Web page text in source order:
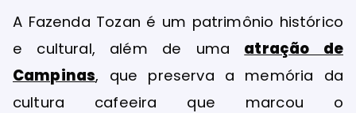
A Fazenda Tozan é um patrimônio histórico
e cultural, além de uma atração de
Campinas, que preserva a memória da
cultura cafeeira que marcou o